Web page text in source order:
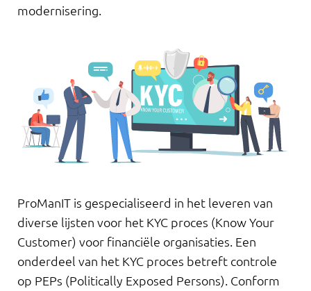
modernisering.
ProManIT is gespecialiseerd in het leveren van
diverse lijsten voor het KYC proces (Know Your
Customer) voor financiële organisaties. Een
onderdeel van het KYC proces betreft controle
op PEPs (Politically Exposed Persons). Conform